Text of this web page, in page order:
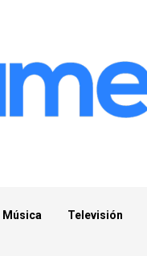
Música Televisión